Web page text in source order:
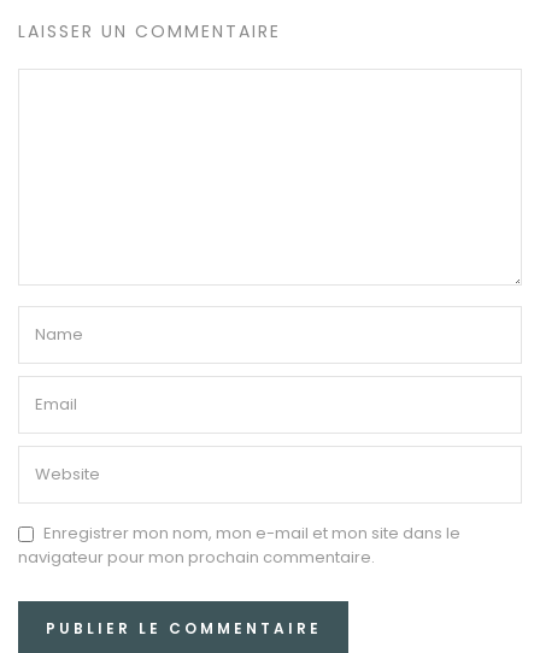
LAISSER UN COMMENTAIRE
Enregistrer mon nom, mon e-mail et mon site dans le
navigateur pour mon prochain commentaire.